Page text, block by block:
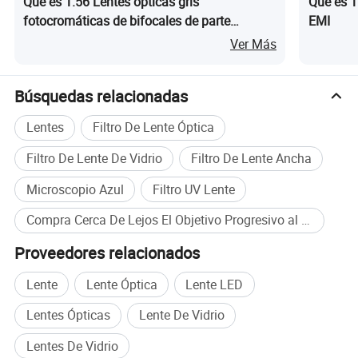
fotocromáticas de bifocales de parte
Ver Más
EMI
Búsquedas relacionadas
Lentes
Filtro De Lente Óptica
Filtro De Lente De Vidrio
Filtro De Lente Ancha
Microscopio Azul
Filtro UV Lente
Compra Cerca De Lejos El Objetivo Progresivo al por mayor
Proveedores relacionados
Lente Lente Óptica
Lente LED
Lentes Ópticas
Lente De Vidrio
Lentes De Vidrio